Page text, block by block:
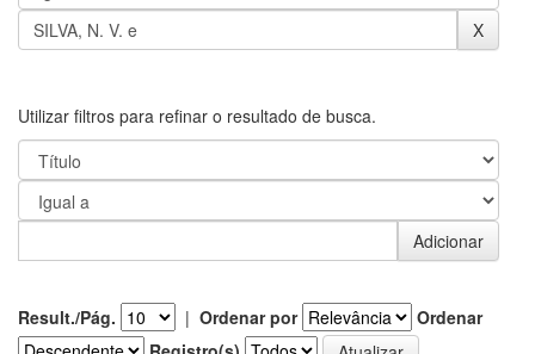
Utilizar filtros para refinar o resultado de busca.
Result./Pág. | Ordenar por
Ordenar